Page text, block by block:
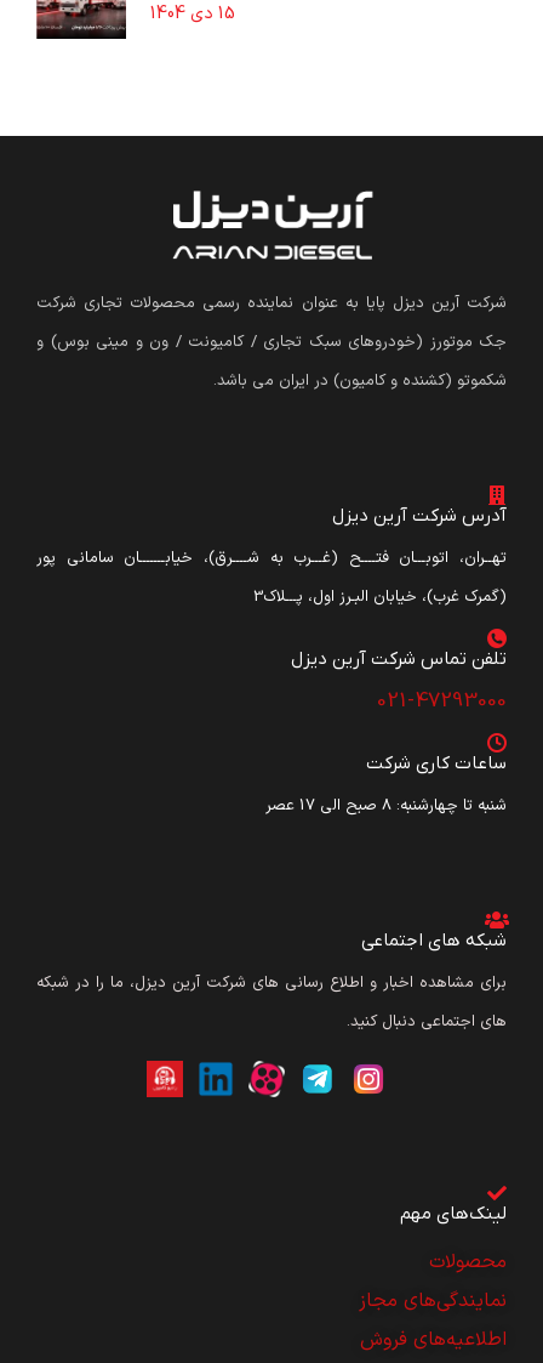
15 دی 1404
شرکت آرین دیزل پایا به عنوان نماینده رسمی محصولات تجاری شرکت
جک موتورز (خودروهای سبک تجاری / کامیونت / ون و مینی بوس) و
شکموتو (کشنده و کامیون) در ایران می باشد.
آدرس شرکت آرین دیزل
تهــران، اتوبـــان فتــــح (غـــرب به شــــرق)، خیابـــــــان سامانی پور
(گمرک غرب)، خیابان البـرز اول، پـــلاک3
تلفن تماس شرکت آرین دیزل​
021-47293000
ساعات کاری شرکت
شنبه تا چهارشنبه: ۸ صبح الی 17 عصر
شبکه های اجتماعی
برای مشاهده اخبار و اطلاع رسانی های شرکت آرین دیزل، ما را در شبکه
های اجتماعی دنبال کنید.
لینک‌های مهم
محصولات
نمایندگی‌های مجاز
اطلاعیه‌های فروش